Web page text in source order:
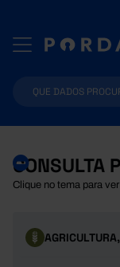
CONSULTA
Clique no tema para